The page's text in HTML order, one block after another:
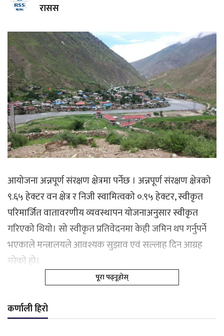
रासस
आयोजना अन्नपूर्ण संरक्षण क्षेत्रमा पर्नेछ । अन्नपूर्ण संरक्षण क्षेत्रको
९.६५ हेक्टर वन क्षेत्र र निजी स्वामित्वको ०.९५ हेक्टर, स्वीकृत
परिमार्जित वातावरणीय व्यवस्थापन योजनाअनुसार स्वीकृत
गरिएको थियो। सो स्वीकृत प्रतिवेदनमा केही जमिन थप गर्नुपर्ने
भएकाले मन्त्रालयले आवश्यक सुझाव एवं सल्लाह दिन आग्रह
गरेको हो।
पूरा पढ्नूहोस्
कर्णाली हिरो